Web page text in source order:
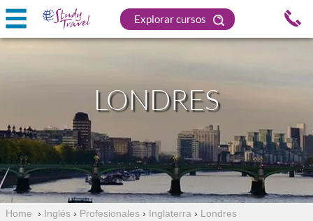
Explorar cursos
LONDRES
Home › Inglés › Profesionales › Inglaterra › Londres